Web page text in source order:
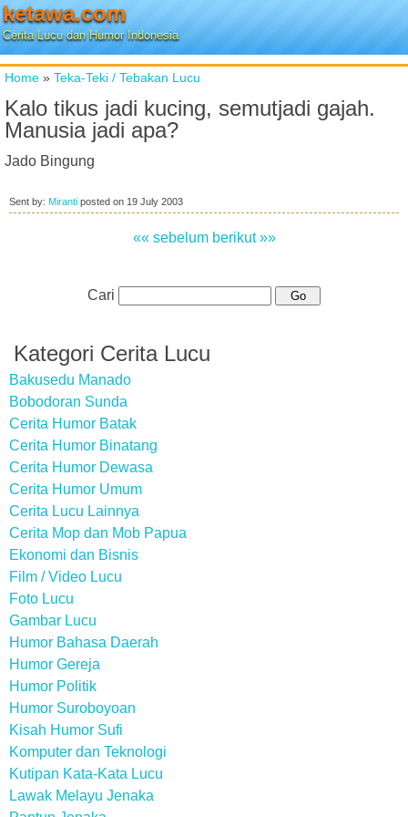
ketawa.com
Cerita Lucu dan Humor Indonesia
Home » Teka-Teki / Tebakan Lucu
Kalo tikus jadi kucing, semutjadi gajah.
Manusia jadi apa?
Jado Bingung
Sent by: Miranti posted on 19 July 2003
«« sebelum berikut »»
Cari
Kategori Cerita Lucu
Bakusedu Manado
Bobodoran Sunda
Cerita Humor Batak
Cerita Humor Binatang
Cerita Humor Dewasa
Cerita Humor Umum
Cerita Lucu Lainnya
Cerita Mop dan Mob Papua
Ekonomi dan Bisnis
Film / Video Lucu
Foto Lucu
Gambar Lucu
Humor Bahasa Daerah
Humor Gereja
Humor Politik
Humor Suroboyoan
Kisah Humor Sufi
Komputer dan Teknologi
Kutipan Kata-Kata Lucu
Lawak Melayu Jenaka